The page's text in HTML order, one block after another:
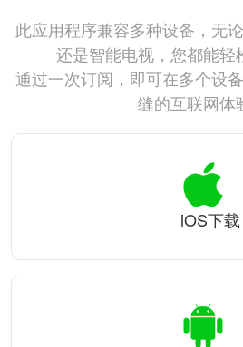
此应用程序兼容多种设备，无
还是智能电视，您都能轻
通过一次订阅，即可在多个设
缝的互联网体
iOS下载